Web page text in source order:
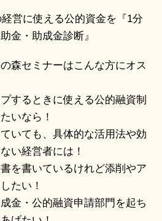
営に使える公的資金を『1分
金・助成金診断』
森セミナーはこんな方にオス
るときに使える公的融資制
いなら！
ても、具体的な活用法や効
い経営者には！
書いているけれど添削やア
たい！
・公的融資申請部門を起ち